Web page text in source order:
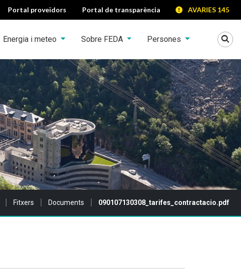
Portal proveïdors Portal de transparència AVARIES 145
Energia i meteo Sobre FEDA Persones
Fitxers Documents 090107130308_tarifes_contractacio.pdf